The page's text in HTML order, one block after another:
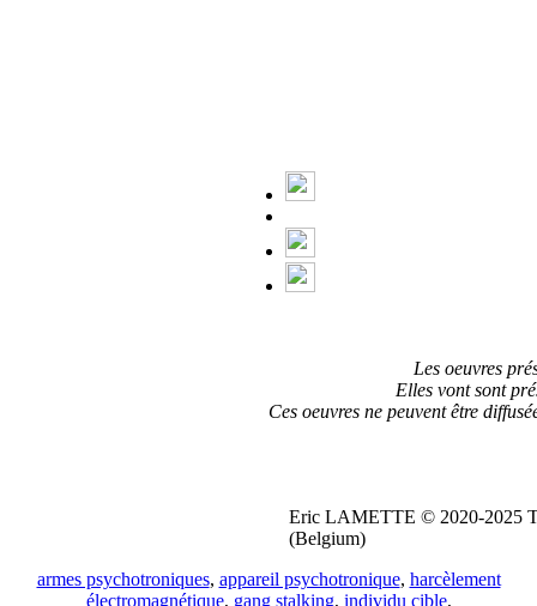
Les oeuvres
Elles vont sont
Ces oeuvres ne peuvent être
Eric LAMETTE © 2020-2025
(Belgium)
armes psychotroniques, appareil psychotronique, harcèlement
électromagnétique, gang stalking, individu cible,